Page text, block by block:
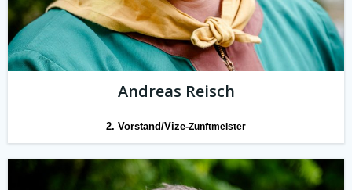
Andreas Reisch
2. Vorstand/Vize-Zunftmeister